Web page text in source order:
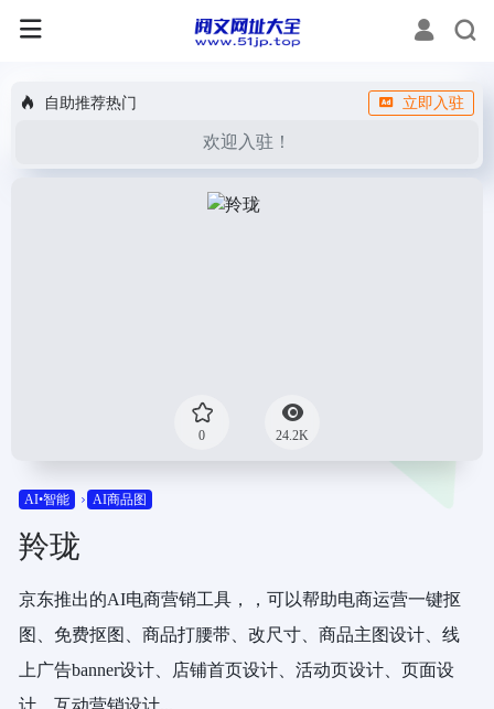
自助推荐热门 立即入驻
欢迎入驻！
0 24.2K
AI•智能 AI商品图
羚珑
京东推出的AI电商营销工具，，可以帮助电商运营一键抠
图、免费抠图、商品打腰带、改尺寸、商品主图设计、线
上广告banner设计、店铺首页设计、活动页设计、页面设
计、互动营销设计...